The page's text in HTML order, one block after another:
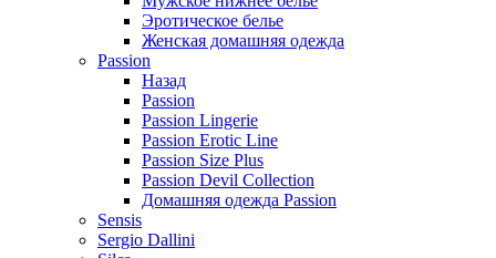
Эротическое белье
Женская домашняя одежда
Passion
Назад
Passion
Passion Lingerie
Passion Erotic Line
Passion Size Plus
Passion Devil Collection
Домашняя одежда Passion
Sensis
Sergio Dallini